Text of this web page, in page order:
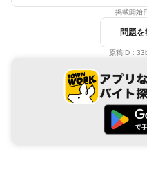
掲載開始
問題
原稿ID：